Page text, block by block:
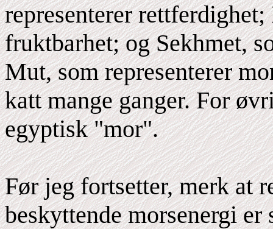
representerer
fruktbarhet; og Sekhmet,
Mut, som representerer
katt mange ganger. For
egyptisk "mor".
Før jeg fortsetter, merk at
beskyttende morsenergi